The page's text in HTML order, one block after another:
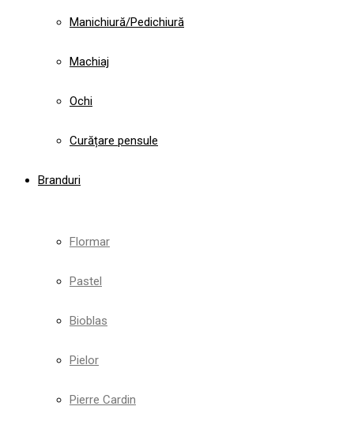
Manichiură/Pedichiură
Machiaj
Ochi
Curățare pensule
Branduri
Flormar
Pastel
Bioblas
Pielor
Pierre Cardin